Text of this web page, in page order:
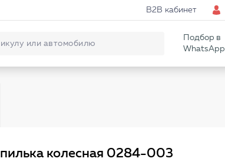
B2B кабинет
Подбор в
WhatsApp
колесная 0284-003